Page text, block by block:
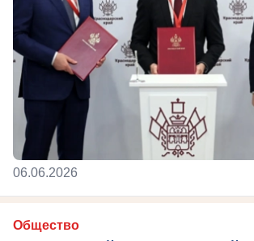
06.06.2026
Общество